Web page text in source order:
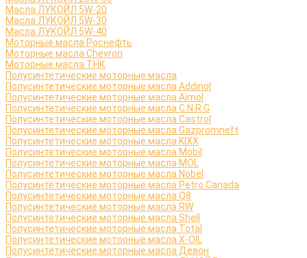
Масла ЛУКОЙЛ 5W-20
Масла ЛУКОЙЛ 5W-30
Масла ЛУКОЙЛ 5W-40
Моторные масла Роснефть
Моторные масла Сhevron
Моторные масла ТНК
Полусинтетические моторные масла
Полусинтетические моторные масла Addinol
Полусинтетические моторные масла Aimol
Полусинтетические моторные масла C.N.R.G
Полусинтетические моторные масла Castrol
Полусинтетические моторные масла Gazpromneft
Полусинтетические моторные масла KIXX
Полусинтетические моторные масла Mobil
Полусинтетические моторные масла MOL
Полусинтетические моторные масла Nobel
Полусинтетические моторные масла Petro Canada
Полусинтетические моторные масла Q8
Полусинтетические моторные масла RW
Полусинтетические моторные масла Shell
Полусинтетические моторные масла Total
Полусинтетические моторные масла X-OIL
Полусинтетические моторные масла Девон